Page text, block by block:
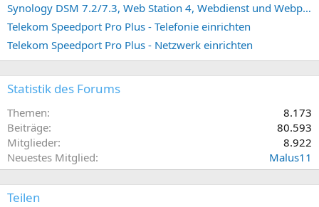
Synology DSM 7.2/7.3, Web Station 4, Webdienst und Webportal erstellen (ehemals vHost)
Telekom Speedport Pro Plus - Telefonie einrichten
Telekom Speedport Pro Plus - Netzwerk einrichten
Statistik des Forums
Themen
8.173
Beiträge
80.593
Mitglieder
8.922
Neuestes Mitglied
Malus11
Teilen